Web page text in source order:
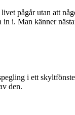
pågår utan att
i. Man känner
i ett
den.